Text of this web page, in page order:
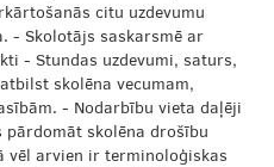
citu uzdevumu
- Skolotājs saskarsmē ar
- Stundas uzdevumi, saturs,
skolēna vecumam,
- Nodarbību vieta daļēji
pārdomāt skolēna drošību
vēl arvien ir terminoloģiskas